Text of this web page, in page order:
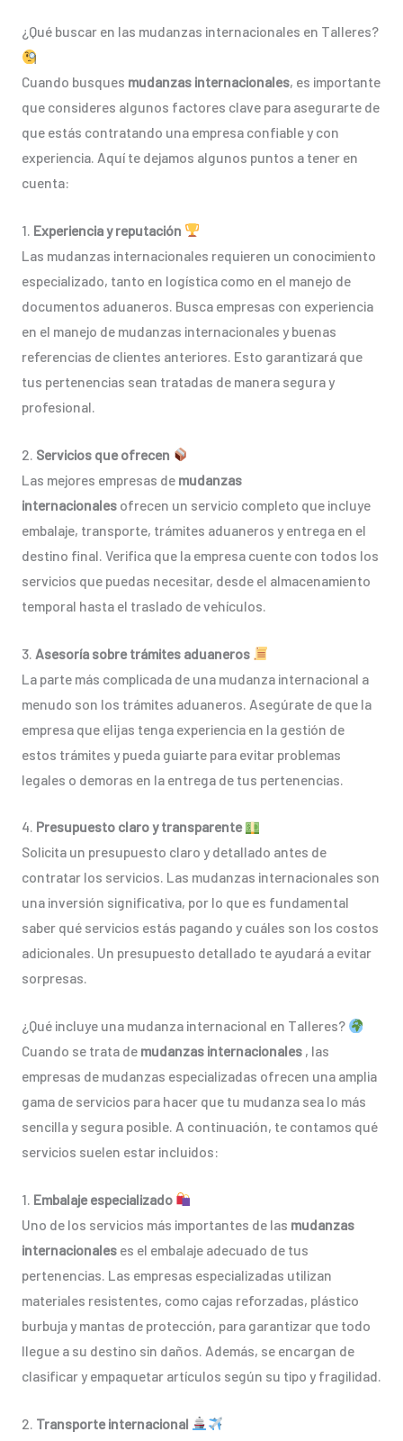
¿Qué buscar en las mudanzas internacionales en Talleres?
Cuando busques mudanzas internacionales, es importante
que consideres algunos factores clave para asegurarte de
que estás contratando una empresa confiable y con
experiencia. Aquí te dejamos algunos puntos a tener en
cuenta:
1. Experiencia y reputación
Las mudanzas internacionales requieren un conocimiento
especializado, tanto en logística como en el manejo de
documentos aduaneros. Busca empresas con experiencia
en el manejo de mudanzas internacionales y buenas
referencias de clientes anteriores. Esto garantizará que
tus pertenencias sean tratadas de manera segura y
profesional.
2. Servicios que ofrecen
Las mejores empresas de mudanzas
internacionalesofrecen un servicio completo que incluye
embalaje, transporte, trámites aduaneros y entrega en el
destino final. Verifica que la empresa cuente con todos los
servicios que puedas necesitar, desde el almacenamiento
temporal hasta el traslado de vehículos.
3. Asesoría sobre trámites aduaneros
La parte más complicada de una mudanza internacional a
menudo son los trámites aduaneros. Asegúrate de que la
empresa que elijas tenga experiencia en la gestión de
estos trámites y pueda guiarte para evitar problemas
legales o demoras en la entrega de tus pertenencias.
4. Presupuesto claro y transparente
Solicita un presupuesto claro y detallado antes de
contratar los servicios. Las mudanzas internacionales son
una inversión significativa, por lo que es fundamental
saber qué servicios estás pagando y cuáles son los costos
adicionales. Un presupuesto detallado te ayudará a evitar
sorpresas.
¿Qué incluye una mudanza internacional en Talleres?
Cuando se trata de mudanzas internacionales , las
empresas de mudanzas especializadas ofrecen una amplia
gama de servicios para hacer que tu mudanza sea lo más
sencilla y segura posible. A continuación, te contamos qué
servicios suelen estar incluidos:
1. Embalaje especializado
Uno de los servicios más importantes de las mudanzas
internacionales es el embalaje adecuado de tus
pertenencias. Las empresas especializadas utilizan
materiales resistentes, como cajas reforzadas, plástico
burbuja y mantas de protección, para garantizar que todo
llegue a su destino sin daños. Además, se encargan de
clasificar y empaquetar artículos según su tipo y fragilidad.
2. Transporte internacional